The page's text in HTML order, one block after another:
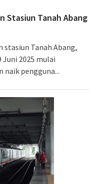
Stasiun Tanah Abang
stasiun Tanah Abang,
2025 mulai
naik pengguna...